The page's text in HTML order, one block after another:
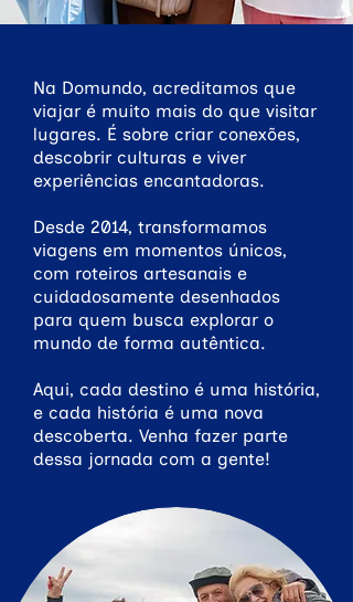
Na Domundo, acreditamos que
viajar é muito mais do que visitar
lugares. É sobre criar conexões,
descobrir culturas e viver
experiências encantadoras.
Desde 2014, transformamos
viagens em momentos únicos,
com roteiros artesanais e
cuidadosamente desenhados
para quem busca explorar o
mundo de forma autêntica.
Aqui, cada destino é uma história,
e cada história é uma nova
descoberta. Venha fazer parte
dessa jornada com a gente!